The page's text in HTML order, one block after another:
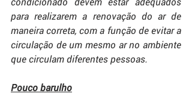
para realizarem a renovação do ar de
maneira correta, com a função de evitar a
circulação de um mesmo ar no ambiente
que circulam diferentes pessoas.
Pouco barulho